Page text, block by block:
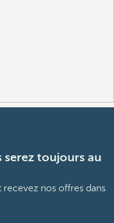
serez toujours au
nos offres dans